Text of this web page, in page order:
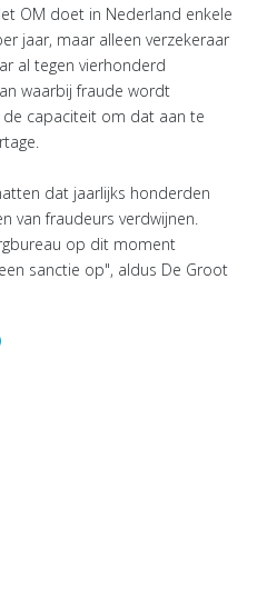
OM doet in Nederland enkele
jaar, maar alleen verzekeraar
al tegen vierhonderd
waarbij fraude wordt
capaciteit om dat aan te
dat jaarlijks honderden
van fraudeurs verdwijnen.
op dit moment
sanctie op", aldus De Groot